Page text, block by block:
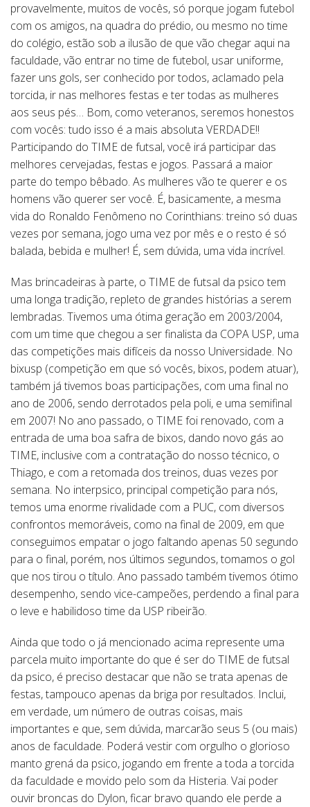
provavelmente, muitos de vocês, só porque jogam futebol
com os amigos, na quadra do prédio, ou mesmo no time
do colégio, estão sob a ilusão de que vão chegar aqui na
faculdade, vão entrar no time de futebol, usar uniforme,
fazer uns gols, ser conhecido por todos, aclamado pela
torcida, ir nas melhores festas e ter todas as mulheres
aos seus pés… Bom, como veteranos, seremos honestos
com vocês: tudo isso é a mais absoluta VERDADE!!
Participando do TIME de futsal, você irá participar das
melhores cervejadas, festas e jogos. Passará a maior
parte do tempo bêbado. As mulheres vão te querer e os
homens vão querer ser você. É, basicamente, a mesma
vida do Ronaldo Fenômeno no Corinthians: treino só duas
vezes por semana, jogo uma vez por mês e o resto é só
balada, bebida e mulher! É, sem dúvida, uma vida incrível.
Mas brincadeiras à parte, o TIME de futsal da psico tem
uma longa tradição, repleto de grandes histórias a serem
lembradas. Tivemos uma ótima geração em 2003/2004,
com um time que chegou a ser finalista da COPA USP, uma
das competições mais difíceis da nosso Universidade. No
bixusp (competição em que só vocês, bixos, podem atuar),
também já tivemos boas participações, com uma final no
ano de 2006, sendo derrotados pela poli, e uma semifinal
em 2007! No ano passado, o TIME foi renovado, com a
entrada de uma boa safra de bixos, dando novo gás ao
TIME, inclusive com a contratação do nosso técnico, o
Thiago, e com a retomada dos treinos, duas vezes por
semana. No interpsico, principal competição para nós,
temos uma enorme rivalidade com a PUC, com diversos
confrontos memoráveis, como na final de 2009, em que
conseguimos empatar o jogo faltando apenas 50 segundo
para o final, porém, nos últimos segundos, tomamos o gol
que nos tirou o título. Ano passado também tivemos ótimo
desempenho, sendo vice-campeões, perdendo a final para
o leve e habilidoso time da USP ribeirão.
Ainda que todo o já mencionado acima represente uma
parcela muito importante do que é ser do TIME de futsal
da psico, é preciso destacar que não se trata apenas de
festas, tampouco apenas da briga por resultados. Inclui,
em verdade, um número de outras coisas, mais
importantes e que, sem dúvida, marcarão seus 5 (ou mais)
anos de faculdade. Poderá vestir com orgulho o glorioso
manto grená da psico, jogando em frente a toda a torcida
da faculdade e movido pelo som da Histeria. Vai poder
ouvir broncas do Dylon, ficar bravo quando ele perde a